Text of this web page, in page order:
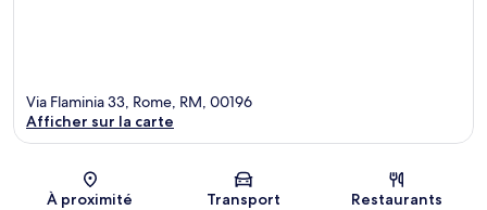
Carte
Via Flaminia 33, Rome, RM, 00196
Afficher sur la carte
À proximité Transport Restaurants